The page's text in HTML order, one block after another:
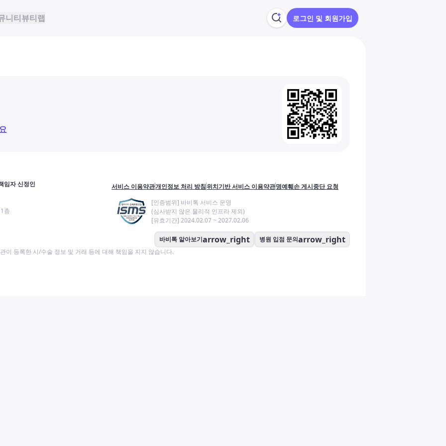
니티뷰티랩 로그인 및 회원가입
임자 신정인
층
서비스 이용약관개인정보 처리 방침위치기반 서비스 이용약관명예훼손 게시중단 요청
[인증범위] 바비톡 서비스 운영
(심사받지 않은 물리적 인프라 제외)
[유효기간] 2024.02.07 ~ 2027.02.06
바비톡 알아보기arrow_right 병원 입점 문의arrow_right
이 등록한 시/수술 정보 및 거래 등에 대해 책임을 지지 않습니다.